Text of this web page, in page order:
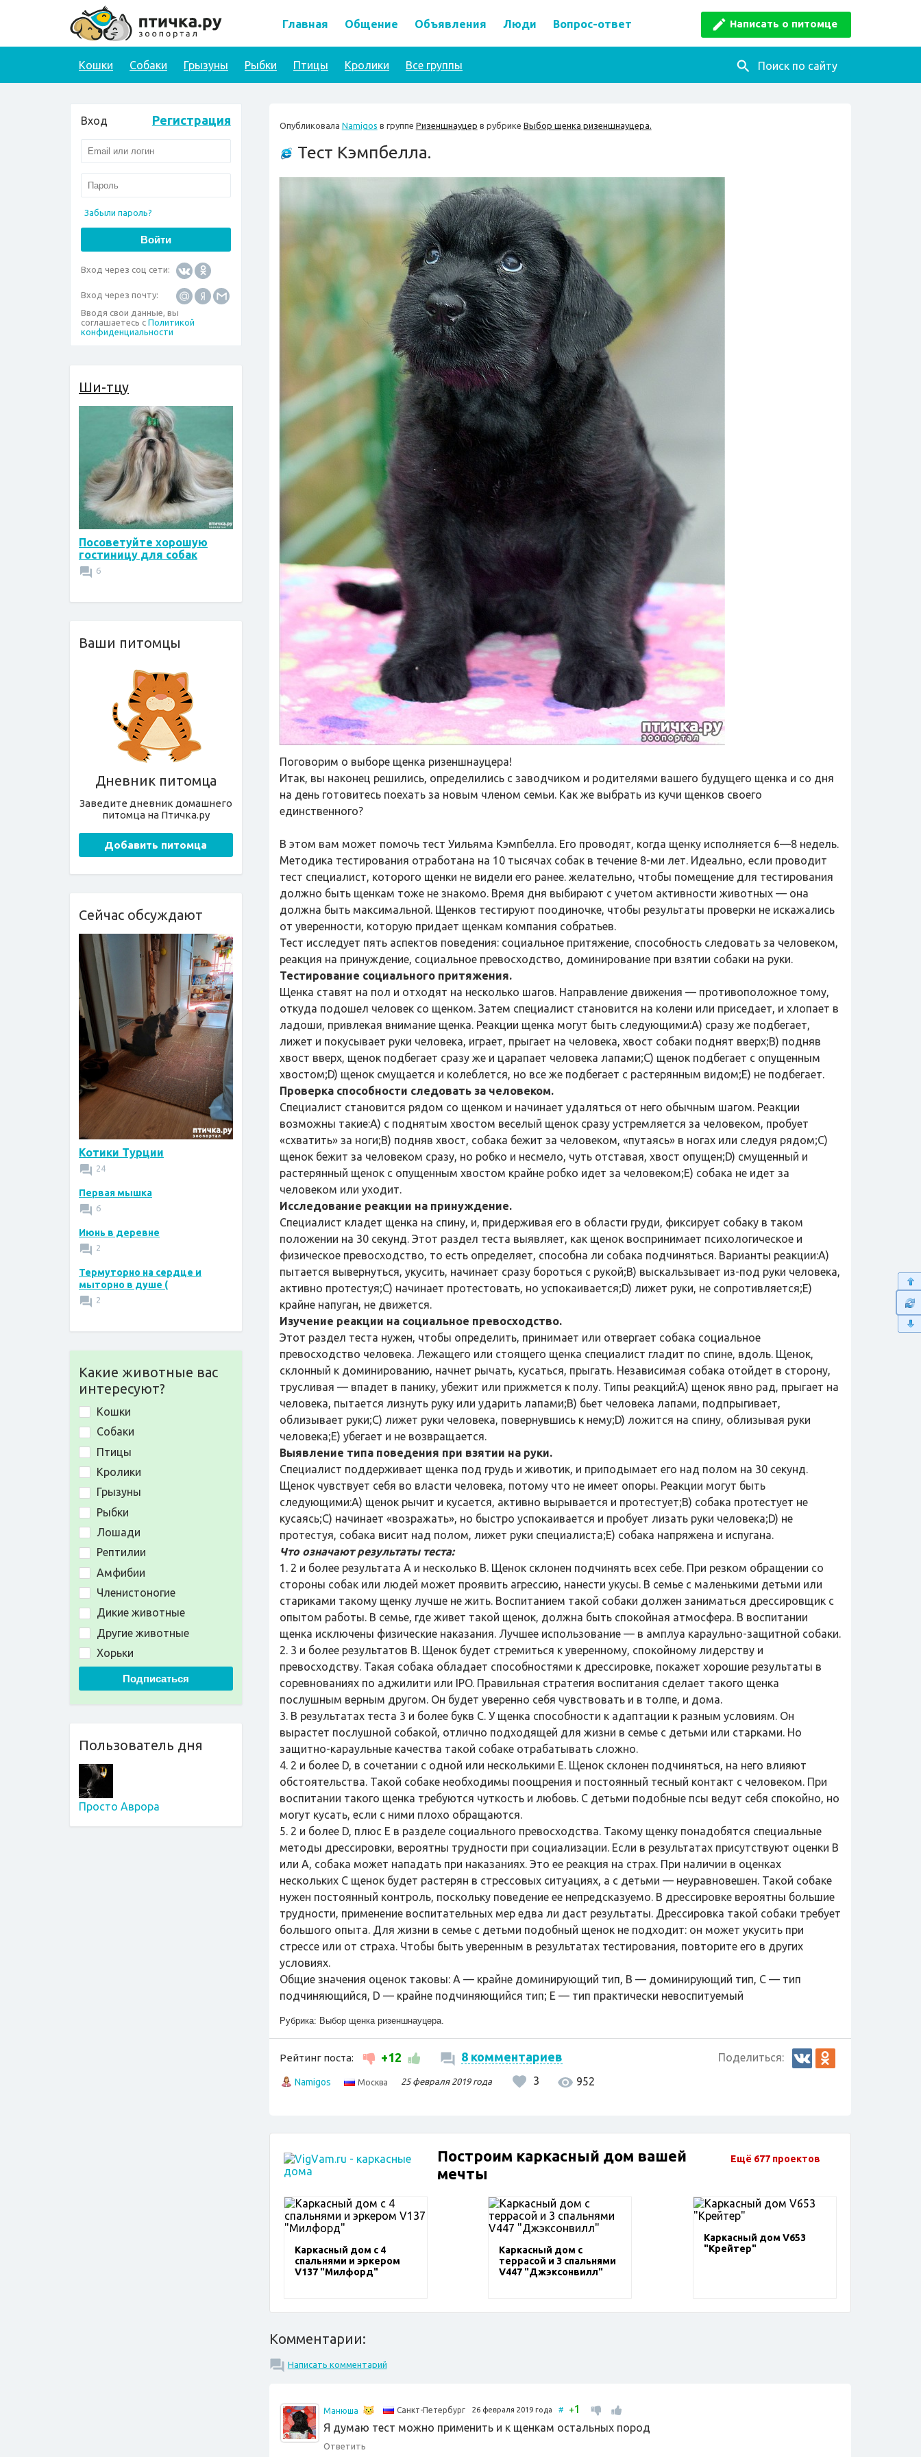
Написать о питомце
Главная Общение Объявления Люди Вопрос-ответ
Поиск по сайту
Кошки Собаки Грызуны Рыбки Птицы Кролики Все группы
Вход Регистрация
Забыли пароль?
Вход через соц сети:
Вход через почту:
Вводя свои данные, вы
соглашаетесь с Политикой
конфиденциальности
Ши-тцу
Посоветуйте хорошую
гостиницу для собак
6
Ваши питомцы
Дневник питомца
Заведите дневник домашнего
питомца на Птичка.ру
Добавить питомца
Сейчас обсуждают
Котики Турции
24
Первая мышка
6
Июнь в деревне
2
Термуторно на сердце и
мыторно в душе (
2
Какие животные вас
интересуют?
Кошки
Собаки
Птицы
Кролики
Грызуны
Рыбки
Лошади
Рептилии
Амфибии
Членистоногие
Дикие животные
Другие животные
Хорьки
Подписаться
Пользователь дня
Просто Аврора
Опубликовала Namigos в группе Ризеншнауцер в рубрике Выбор щенка ризеншнауцера.
Тест Кэмпбелла.
Поговорим о выборе щенка ризеншнауцера!
Итак, вы наконец решились, определились с заводчиком и родителями вашего будущего щенка и со дня
на день готовитесь поехать за новым членом семьи. Как же выбрать из кучи щенков своего
единственного?
В этом вам может помочь тест Уильяма Кэмпбелла. Его проводят, когда щенку исполняется 6—8 недель.
Методика тестирования отработана на 10 тысячах собак в течение 8-ми лет. Идеально, если проводит
тест специалист, которого щенки не видели его ранее. желательно, чтобы помещение для тестирования
должно быть щенкам тоже не знакомо. Время дня выбирают с учетом активности животных — она
должна быть максимальной. Щенков тестируют поодиночке, чтобы результаты проверки не искажались
от уверенности, которую придает щенкам компания собратьев.
Тест исследует пять аспектов поведения: социальное притяжение, способность следовать за человеком,
реакция на принуждение, социальное превосходство, доминирование при взятии собаки на руки.
Тестирование социального притяжения.
Щенка ставят на пол и отходят на несколько шагов. Направление движения — противоположное тому,
откуда подошел человек со щенком. Затем специалист становится на колени или приседает, и хлопает в
ладоши, привлекая внимание щенка. Реакции щенка могут быть следующими:А) сразу же подбегает,
лижет и покусывает руки человека, играет, прыгает на человека, хвост собаки поднят вверх;В) подняв
хвост вверх, щенок подбегает сразу же и царапает человека лапами;С) щенок подбегает с опущенным
хвостом;D) щенок смущается и колеблется, но все же подбегает с растерянным видом;E) не подбегает.
Проверка способности следовать за человеком.
Специалист становится рядом со щенком и начинает удаляться от него обычным шагом. Реакции
возможны такие:A) c поднятым хвостом веселый щенок сразу устремляется за человеком, пробует
«схватить» за ноги;B) подняв хвост, собака бежит за человеком, «путаясь» в ногах или следуя рядом;C)
щенок бежит за человеком сразу, но робко и несмело, чуть отставая, хвост опущен;D) смущенный и
растерянный щенок с опущенным хвостом крайне робко идет за человеком;E) собака не идет за
человеком или уходит.
Исследование реакции на принуждение.
Специалист кладет щенка на спину, и, придерживая его в области груди, фиксирует собаку в таком
положении на 30 секунд. Этот раздел теста выявляет, как щенок воспринимает психологическое и
физическое превосходство, то есть определяет, способна ли собака подчиняться. Варианты реакции:A)
пытается вывернуться, укусить, начинает сразу бороться с рукой;B) выскальзывает из-под руки человека,
активно протестуя;С) начинает протестовать, но успокаивается;D) лижет руки, не сопротивляется;E)
крайне напуган, не движется.
Изучение реакции на социальное превосходство.
Этот раздел теста нужен, чтобы определить, принимает или отвергает собака социальное
превосходство человека. Лежащего или стоящего щенка специалист гладит по спине, вдоль. Щенок,
склонный к доминированию, начнет рычать, кусаться, прыгать. Независимая собака отойдет в сторону,
трусливая — впадет в панику, убежит или прижмется к полу. Типы реакций:A) щенок явно рад, прыгает на
человека, пытается лизнуть руку или ударить лапами;B) бьет человека лапами, подпрыгивает,
облизывает руки;C) лижет руки человека, повернувшись к нему;D) ложится на спину, облизывая руки
человека;E) убегает и не возвращается.
Выявление типа поведения при взятии на руки.
Специалист поддерживает щенка под грудь и животик, и приподымает его над полом на 30 секунд.
Щенок чувствует себя во власти человека, потому что не имеет опоры. Реакции могут быть
следующими:A) щенок рычит и кусается, активно вырывается и протестует;B) собака протестует не
кусаясь;C) начинает «возражать», но быстро успокаивается и пробует лизать руки человека;D) не
протестуя, собака висит над полом, лижет руки специалиста;E) собака напряжена и испугана.
Что означают результаты теста:
1. 2 и более результата А и несколько В. Щенок склонен подчинять всех себе. При резком обращении со
стороны собак или людей может проявить агрессию, нанести укусы. В семье с маленькими детьми или
стариками такому щенку лучше не жить. Воспитанием такой собаки должен заниматься дрессировщик с
опытом работы. В семье, где живет такой щенок, должна быть спокойная атмосфера. В воспитании
щенка исключены физические наказания. Лучшее использование — в амплуа караульно-защитной собаки.
2. 3 и более результатов В. Щенок будет стремиться к уверенному, спокойному лидерству и
превосходству. Такая собака обладает способностями к дрессировке, покажет хорошие результаты в
соревнованиях по аджилити или IPO. Правильная стратегия воспитания сделает такого щенка
послушным верным другом. Он будет уверенно себя чувствовать и в толпе, и дома.
3. В результатах теста 3 и более букв С. У щенка способности к адаптации к разным условиям. Он
вырастет послушной собакой, отлично подходящей для жизни в семье с детьми или старками. Но
защитно-караульные качества такой собаке отрабатывать сложно.
4. 2 и более D, в сочетании с одной или несколькими E. Щенок склонен подчиняться, на него влияют
обстоятельства. Такой собаке необходимы поощрения и постоянный тесный контакт с человеком. При
воспитании такого щенка требуются чуткость и любовь. С детьми подобные псы ведут себя спокойно, но
могут кусать, если с ними плохо обращаются.
5. 2 и более D, плюс E в разделе социального превосходства. Такому щенку понадобятся специальные
методы дрессировки, вероятны трудности при социализации. Если в результатах присутствуют оценки B
или A, собака может нападать при наказаниях. Это ее реакция на страх. При наличии в оценках
нескольких С щенок будет растерян в стрессовых ситуациях, а с детьми — неуравновешен. Такой собаке
нужен постоянный контроль, поскольку поведение ее непредсказуемо. В дрессировке вероятны большие
трудности, применение воспитательных мер едва ли даст результаты. Дрессировка такой собаки требует
большого опыта. Для жизни в семье с детьми подобный щенок не подходит: он может укусить при
стрессе или от страха. Чтобы быть уверенным в результатах тестирования, повторите его в других
условиях.
Общие значения оценок таковы: А — крайне доминирующий тип, B — доминирующий тип, C — тип
подчиняющийся, D — крайне подчиняющийся тип; E — тип практически невоспитуемый
Рубрика: Выбор щенка ризеншнауцера.
Рейтинг поста: +12 8 комментариев
Namigos Москва 25 февраля 2019 года 3 952
Поделиться:
Построим каркасный дом вашей
мечты
Ещё 677 проектов
Каркасный дом с 4
спальнями и эркером
V137 "Милфорд"
Каркасный дом с
террасой и 3 спальнями
V447 "Джэксонвилл"
Каркасный дом V653
"Крейтер"
Комментарии:
Написать комментарий
Манюша Санкт-Петербург 26 февраля 2019 года # +1
Я думаю тест можно применить и к щенкам остальных пород
Ответить